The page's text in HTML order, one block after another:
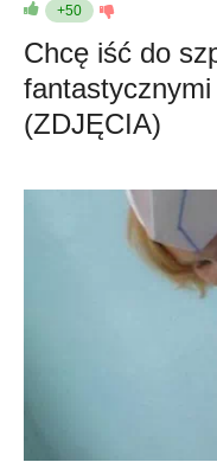
+50
Chcę iść do
(ZDJĘCIA)